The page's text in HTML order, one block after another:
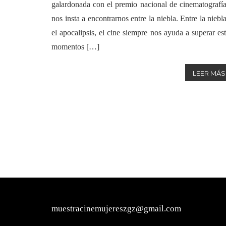
galardonada con el premio nacional de
nos insta a encontrarnos entre la niebla. Entre la
el apocalipsis, el cine siempre nos ayuda a superar
momentos […]
LEER MÁS
muestracinemujereszgz@gmail.com